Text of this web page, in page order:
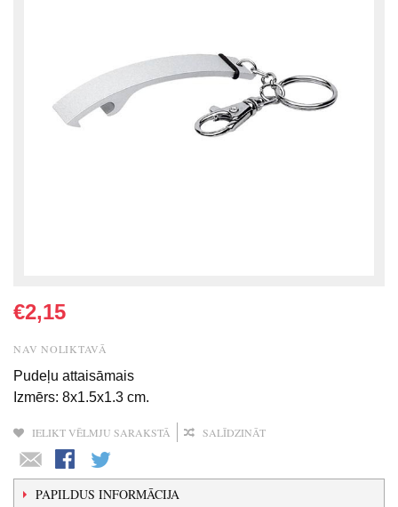
€2,15
NAV NOLIKTAVĀ
Pudeļu attaisāmais
Izmērs: 8x1.5х1.3 cm.
IELIKT VĒLMJU SARAKSTĀ SALĪDZINĀT
PAPILDUS INFORMĀCIJA